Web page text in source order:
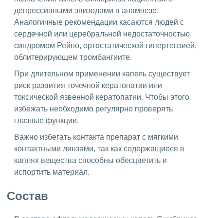
депрессивными эпизодами в анамнезе.
Аналогичные рекомендации касаются людей с
сердечной или церебральной недостаточностью,
синдромом Рейно, ортостатической гипертензией,
облитерирующем тромбангиите.
При длительном применении капель существует
риск развития точечной кератопатии или
токсической язвенной кератопатии. Чтобы этого
избежать необходимо регулярно проверять
глазные функции.
Важно избегать контакта препарат с мягкими
контактными линзами, так как содержащиеся в
каплях вещества способны обесцветить и
испортить материал.
Состав